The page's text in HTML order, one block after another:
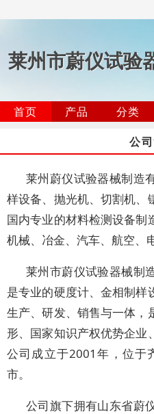
莱州市蔚仪试验
首页 产品 分类
公
莱州蔚仪试验器械制造
样设备、抛光机、切割机、
国内专业的材料检测设备制
机械、冶金、汽车、航空、
莱州市蔚仪试验器械制
是专业的硬度计、金相制样
生产、研发、销售与一体，
形、国家知识产权优势企业
公司成立于2001年，位于
市。
公司旗下拥有山东省蔚